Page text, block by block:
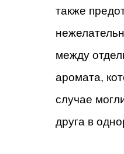
также
между
аромата,
случае
друга в